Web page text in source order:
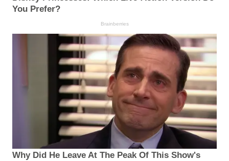
You Prefer?
Brainberries
Why Did He Leave At The Peak Of This Show's